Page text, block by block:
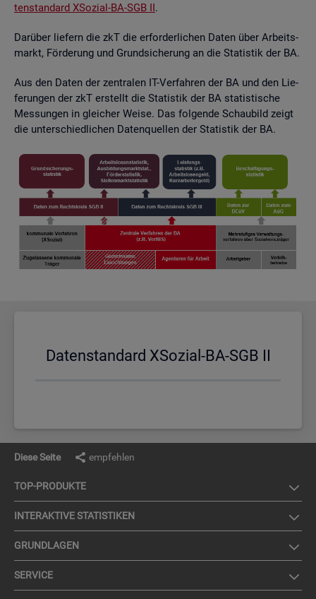
ten­stan­dard XSo­zi­al-BA-SGB II.
Dar­über lie­fern die zkT die er­for­der­li­chen Daten über Ar­beits­
markt, För­de­rung und Grund­si­che­rung an die Sta­tis­tik der BA.
Aus den Daten der zen­tra­len IT-Ver­fah­ren der BA und den Lie­
fe­run­gen der zkT er­stellt die Sta­tis­tik der BA sta­tis­ti­sche
Mes­sun­gen in glei­cher Weise. Das fol­gen­de Schau­bild zeigt
die un­ter­schied­li­chen Da­ten­quel­len der Sta­tis­tik der BA.
Da­ten­stan­dard XSo­zi­al-BA-SGB II
Diese Seite empfehlen
TOP-PRO­DUK­TE
IN­TER­AK­TI­VE STA­TIS­TI­KEN
GRUND­LA­GEN
SER­VICE